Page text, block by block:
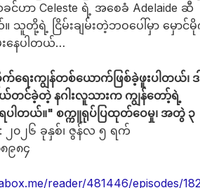
ဟာ Celeste ရဲ့ အစေခံ Adelaide ဆီ
သူတို့ရဲ့ ငြိမ်းချမ်းတဲ့ဘဝပေါ်မှာ မှော
ေပါတယ်…
ေးကျွန်တစ်ယောက်ဖြစ်ခဲ့ဖူးပါတယ်၊ ဒ
င်ခဲ့တဲ့ နဂါးလူသားက ကျွန်တော့်ရဲ့
ပါတယ်။" စက္ကူရုပ်ပြထုတ်ဝေမှု၊ အတွဲ ၃
၂၆ ခုနှစ်၊ ဇွန်လ ၅ ရက်
၉၈၄
reader/481446/episodes/